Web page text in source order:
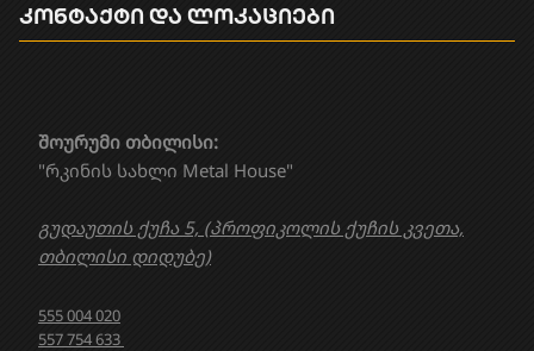
შოურუმი თბილისი:
"რკინის სახლი Metal House"
გუდაუთის ქუჩა 5, (პროფიკოლის ქუჩის კვეთა,
თბილისი დიდუბე)
555 004 020
557 754 633
კონტაქტი და ლოკაციები